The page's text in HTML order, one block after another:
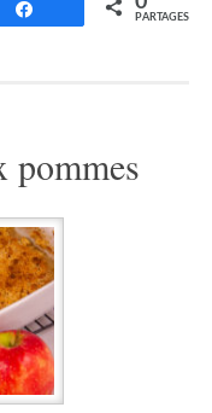
Partagez
PARTAGES
pommes